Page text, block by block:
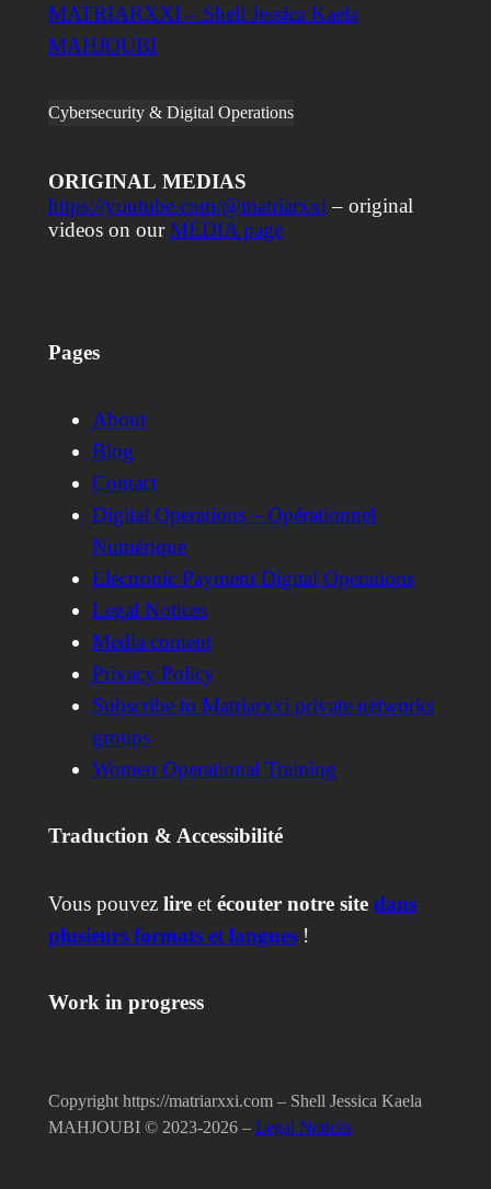
MATRIARXXI – Shell Jessica Kaela
MAHJOUBI
Cybersecurity & Digital Operations
ORIGINAL MEDIAS
https://youtube.com/@matriarxxi– original
videos on ourMEDIA page
Pages
About
Blog
Contact
Digital Operations – Opérationnel
Numérique
Electronic Payment Digital Operations
Legal Notices
Media content
Privacy Policy
Subscribe to Matriarxxi private networks
groups
Women Operational Training
Traduction & Accessibilité
Vous pouvez lireet écouter notre site dans
plusieurs formats et langues!
Work in progress
Copyright https://matriarxxi.com – Shell Jessica Kaela
MAHJOUBI ©️ 2023-2026 – Legal Notices